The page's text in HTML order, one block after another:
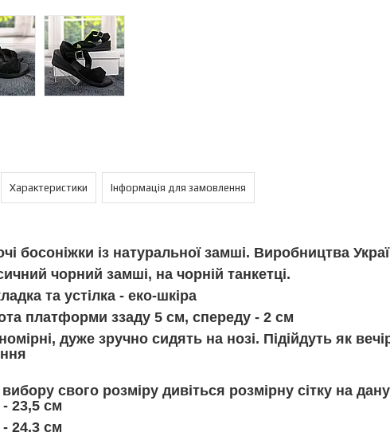
Характеристики Інформація для замовлення
босоніжки із натуральної замші. Виробництва
чорний замші, на чорній танкетці.
та устілка - еко-шкіра
платформи ззаду 5 см, спереду - 2 см
дуже зручно сидять на нозі. Підійдуть як
свого розміру дивіться розмірну сітку на
- 23,5 см
- 24.3 см